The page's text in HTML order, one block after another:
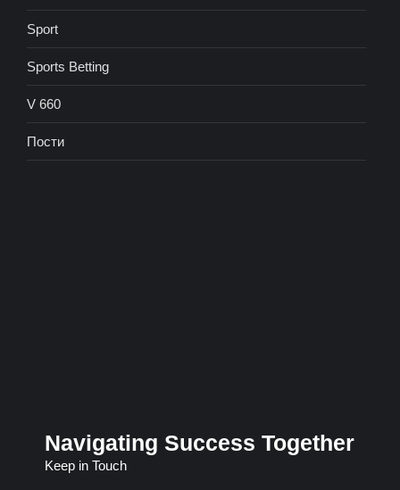
Sport
Sports Betting
V 660
Пости
Navigating Success Together
Keep in Touch